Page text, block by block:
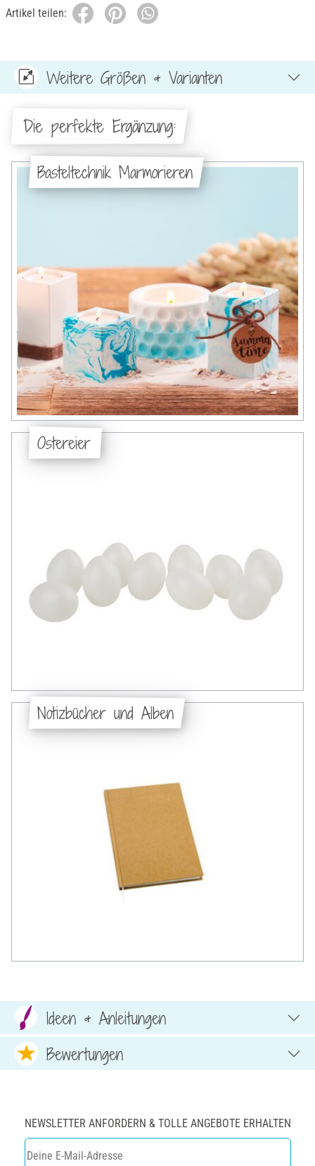
Artikel teilen:
Weitere Größen & Varianten
Die perfekte Ergänzung:
Basteltechnik Marmorieren
Ostereier
Notizbücher und Alben
Ideen & Anleitungen
Bewertungen
NEWSLETTER ANFORDERN & TOLLE ANGEBOTE ERHALTEN